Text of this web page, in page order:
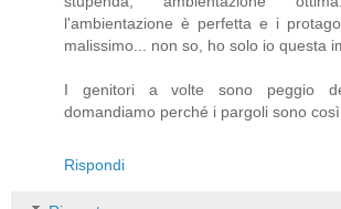
l'ambientazione è perfetta e i
malissimo... non so, ho solo io questa
I genitori a volte sono peggio
domandiamo perché i pargoli sono
Rispondi